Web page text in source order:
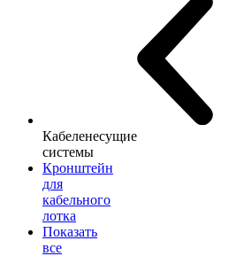
Кабеленесущие
системы
Кронштейн
для
кабельного
лотка
Показать
все